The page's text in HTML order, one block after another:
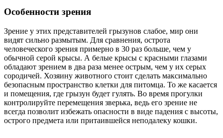
Особенности зрения
Зрение у этих представителей грызунов слабое, мир они
видят сильно размытым. Для сравнения, острота
человеческого зрения примерно в 30 раз больше, чем у
обычной серой крысы. А белые крысы с красными глазами
обладают зрением в два раза менее острым, чем у их серых
сородичей. Хозяину животного стоит сделать максимально
безопасным пространство клетки для питомца. То же касается
и помещения, где грызун будет гулять. Во время прогулки
контролируйте перемещения зверька, ведь его зрение не
всегда позволит избежать опасности в виде падения с высоты,
острого предмета или притаившейся неподалеку кошки.